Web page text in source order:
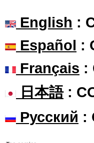
English :
Español :
Français :
日本語:
Русский :